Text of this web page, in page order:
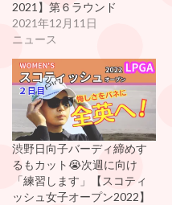
2021】第６ラウンド
2021年12月11日
ニュース
渋野日向子バーディ締めす
るもカット😭次週に向け
「練習します」【スコティ
ッシュ女子オープン2022】